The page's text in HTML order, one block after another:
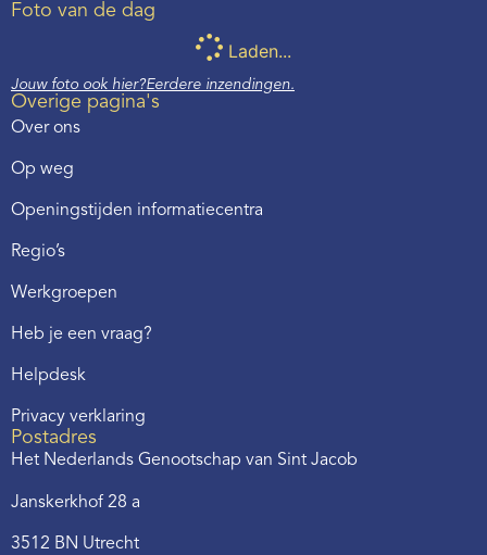
Foto van de dag
Laden...
Jouw foto ook hier?Eerdere inzendingen.
Overige pagina's
Over ons
Op weg
Openingstijden informatiecentra
Regio’s
Werkgroepen
Heb je een vraag?
Helpdesk
Privacy verklaring
Postadres
Het Nederlands Genootschap van Sint Jacob
Janskerkhof 28 a
3512 BN Utrecht